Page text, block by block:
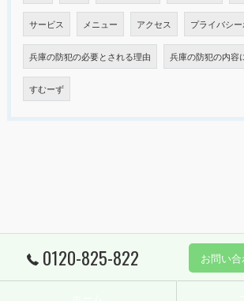
サービス メニュー アクセス プライバシ
兵庫の防犯の必要とされる理由 兵庫の防犯の内容
すむーず
0120-825-822 お問い